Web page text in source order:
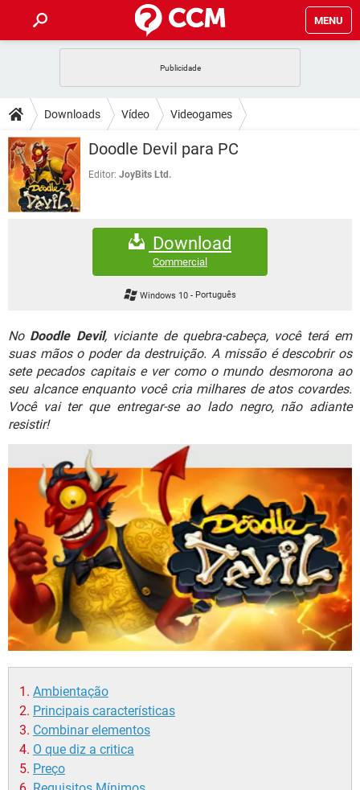
MENU
CELULAR FACEBOOK
OUTLOOK EXCEL
INSTAGRAM
GUIA DE COMPRAS
DICAS
JOGOS WHATSAPP
CELULAR
OUTLOOK
INSTAGRAM
DOWNLOADS
JOGOS
CELULAR
EXCEL
GMAIL
FÓRUM
JOGOS
FACEBOOK
EXCEL
GMAIL
WHATSAPP
INSTAGRAM GMAIL
GUIA DE COMPRAS
Downloads Vídeo Videogames
Doodle Devil para PC
Editor: JoyBits Ltd.
Download
Commercial
Windows 10- Português
No Doodle Devil, viciante de quebra-cabeça, você terá em
suas mãos o poder da destruição. A missão é descobrir os
sete pecados capitais e ver como o mundo desmorona ao
seu alcance enquanto você cria milhares de atos covardes.
Você vai ter que entregar-se ao lado negro, não adiante
resistir!
Ambientação
Principais características
Combinar elementos
O que diz a critica
Preço